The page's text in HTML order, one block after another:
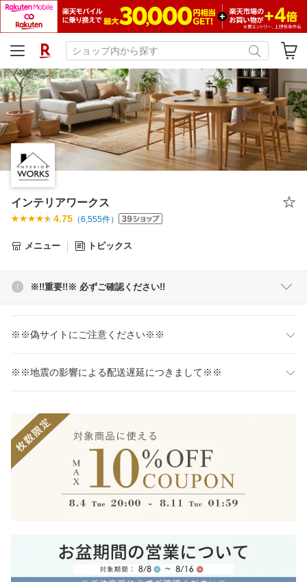
インテリアワークス
4.75 （6,555件）
メニュー トピックス
※!!重要!!※ 必ずご確認ください!!
※※偽サイトにご注意ください※※
※※地震の影響による配送遅延につきまして※※